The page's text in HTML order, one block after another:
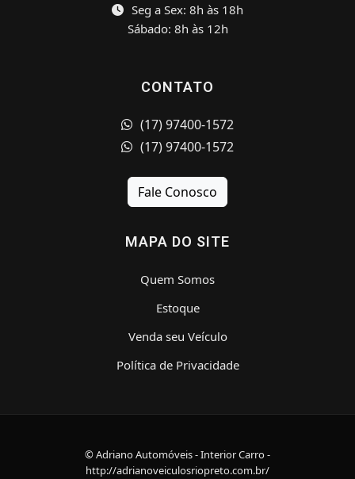
Seg a Sex: 8h às 18h
Sábado: 8h às 12h
CONTATO
(17) 97400-1572
(17) 97400-1572
Fale Conosco
MAPA DO SITE
Quem Somos
Estoque
Venda seu Veículo
Política de Privacidade
© Adriano Automóveis - Interior Carro -
http://adrianoveiculosriopreto.com.br/